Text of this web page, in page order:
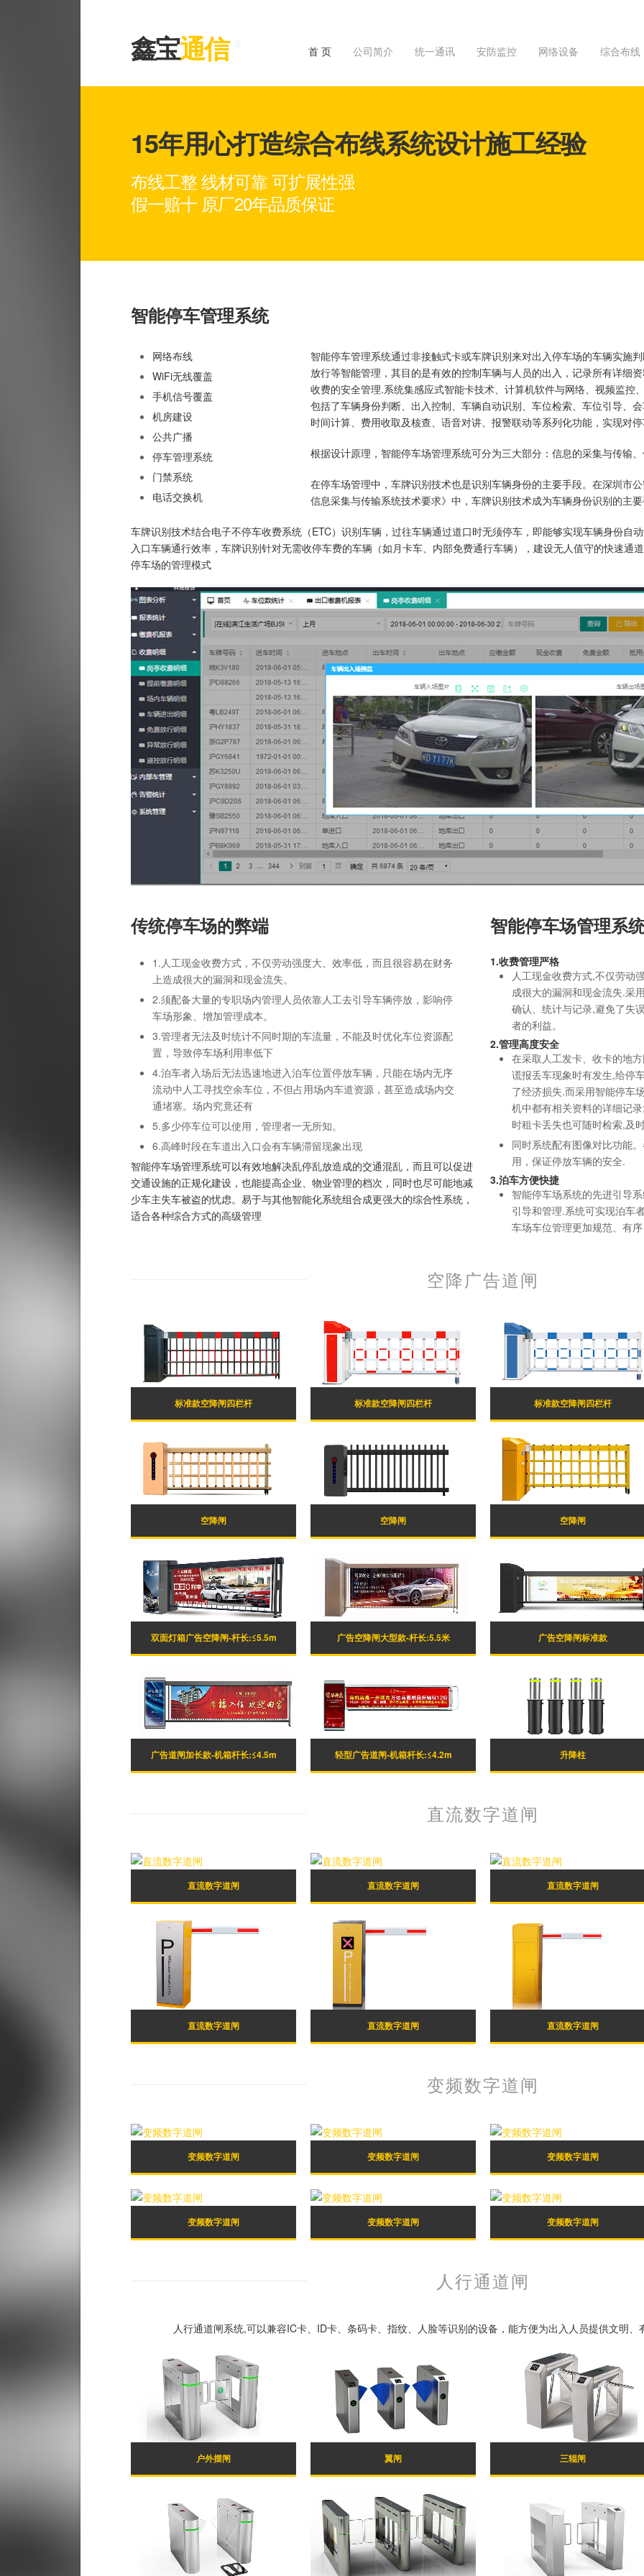
鑫宝通信 首 页 公司简介 统一通讯 安防监控 网络设备 综合布线
15年用心打造综合布线系统设计施工经验
布线工整 线材可靠 可扩展性强
假一赔十 原厂20年品质保证
智能停车管理系统
网络布线
WiFi无线覆盖
手机信号覆盖
机房建设
公共广播
停车管理系统
门禁系统
电话交换机
智能停车管理系统通过非接触式卡或车牌识别来对出入停车场的车辆实施
放行等智能管理，其目的是有效的控制车辆与人员的出入，记录所有详细
收费的安全管理.系统集感应式智能卡技术、计算机软件与网络、视频监控
包括了车辆身份判断、出入控制、车辆自动识别、车位检索、车位引导、
时间计算、费用收取及核查、语音对讲、报警联动等系列化功能，实现对
根据设计原理，智能停车场管理系统可分为三大部分：信息的采集与传输
在停车场管理中，车牌识别技术也是识别车辆身份的主要手段。在深圳市
信息采集与传输系统技术要求》中，车牌识别技术成为车辆身份识别的主
车牌识别技术结合电子不停车收费系统（ETC）识别车辆，过往车辆通过道口时无须停车，即能够实现车辆身份自
入口车辆通行效率，车牌识别针对无需收停车费的车辆（如月卡车、内部免费通行车辆），建设无人值守的快速通
停车场的管理模式
传统停车场的弊端
1.人工现金收费方式，不仅劳动强度大、效率低，而且很容易在财务
上造成很大的漏洞和现金流失。
2.须配备大量的专职场内管理人员依靠人工去引导车辆停放，影响停
车场形象、增加管理成本。
3.管理者无法及时统计不同时期的车流量，不能及时优化车位资源配
置，导致停车场利用率低下
4.泊车者入场后无法迅速地进入泊车位置停放车辆，只能在场内无序
流动中人工寻找空余车位，不但占用场内车道资源，甚至造成场内交
通堵塞。场内究竟还有
5.多少停车位可以使用，管理者一无所知。
6.高峰时段在车道出入口会有车辆滞留现象出现
智能停车场管理系统可以有效地解决乱停乱放造成的交通混乱，而且可以促进
交通设施的正规化建设，也能提高企业、物业管理的档次，同时也尽可能地减
少车主失车被盗的忧虑。易于与其他智能化系统组合成更强大的综合性系统，
适合各种综合方式的高级管理
智能停车场管理系
1.收费管理严格
人工现金收费方式,不仅劳动
成很大的漏洞和现金流失.采
确认、统计与记录,避免了失
者的利益。
2.管理高度安全
在采取人工发卡、收卡的地
谎报丢车现象时有发生,给停
了经济损失.而采用智能停车
机中都有相关资料的详细记
时租卡丢失也可随时检索,及
同时系统配有图像对比功能
用，保证停放车辆的安全.
3.泊车方便快捷
智能停车场系统的先进引导
引导和管理.系统可实现泊车
车场车位管理更加规范、有
空降广告道闸
标准款空降闸四栏杆 标准款空降闸四栏杆 标准款空降闸四栏杆
空降闸 空降闸 空降闸
双面灯箱广告空降闸-杆长:≤5.5m 广告空降闸大型款-杆长:5.5米 广告空降闸标准款
广告道闸加长款-机箱杆长:≤4.5m 轻型广告道闸-机箱杆长:≤4.2m 升降柱
直流数字道闸
直流数字道闸 直流数字道闸 直流数字道闸
直流数字道闸 直流数字道闸 直流数字道闸
变频数字道闸
变频数字道闸 变频数字道闸 变频数字道闸
变频数字道闸 变频数字道闸 变频数字道闸
人行通道闸
人行通道闸系统,可以兼容IC卡、ID卡、条码卡、指纹、人脸等识别的设备，能方便为出入人员提供文明
户外摆闸 翼闸 三辊闸